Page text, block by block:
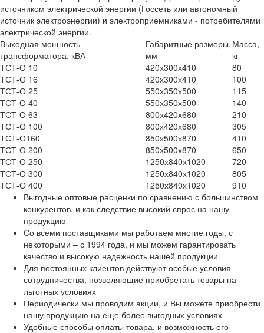
источником электрической энергии (Госсеть или автономный
источник электроэнергии) и электроприемниками - потребителями
электрической энергии.
Выходная мощность
трансформатора, кВА
Габаритные размеры,
мм
Масса,
кг
ТСТ-О 10
420х300х410
80
ТСТ-О 16
420х300х410
100
ТСТ-О 25
550х350х500
115
ТСТ-О 40
550х350х500
140
ТСТ-О 63
800х420х680
210
ТСТ-О 100
800х420х680
305
ТСТ-О160
850х500х870
410
ТСТ-О 200
850х500х870
650
ТСТ-О 250
1250х840х1020
720
ТСТ-О 300
1250х840х1020
805
ТСТ-О 400
1250х840х1020
910
Выгодные оптовые расценки по сравнению с большинством
конкурентов, и как следствие высокий спрос на нашу
продукцию
Со всеми поставщиками мы работаем многие годы, с
некоторыми – с 1994 года, и мы можем гарантировать
качество и высокую надежность нашей продукции
Для постоянных клиентов действуют особые условия
сотрудничества, позволяющие приобретать товары на
льготных условиях
Периодически мы проводим акции, и Вы можете приобрести
нашу продукцию на еще более выгодных условиях
Удобные способы оплаты товара, и возможность его